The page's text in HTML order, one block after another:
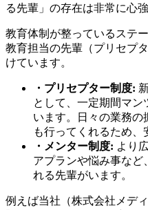
る先輩」の存在は非常に心
教育体制が整っているステ
教育担当の先輩（プリセプ
けています。
・プリセプター制度:
として、一定期間マ
います。日々の業務の
も行ってくれるため、
・メンター制度: より
アプランや悩み事など
れる先輩がいます。
例えば当社（株式会社メデ